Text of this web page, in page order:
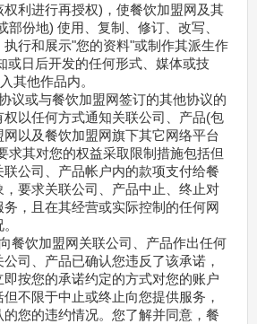
利进行再授权)，使餐饮加盟网及其
部份地) 使用、复制、修订、改写、
行和展示"您的资料"或制作其派生作
或日后开发的任何形式、媒体或技
其他作品内。
议或与餐饮加盟网签订的其他协议的
以任何方式通知关联公司、产品(包
以及餐饮加盟网旗下其它网络平台
求其对您的权益采取限制措施包括但
公司、产品帐户内的款项支付给餐
要求关联公司、产品中止、终止对
，且在其经营或实际控制的任何网
餐饮加盟网关联公司、产品作出任何
司、产品已确认您违反了该承诺，
按您的承诺约定的方式对您的账户
不限于中止或终止向您提供服务，
您的违约情况。您了解并同意，餐